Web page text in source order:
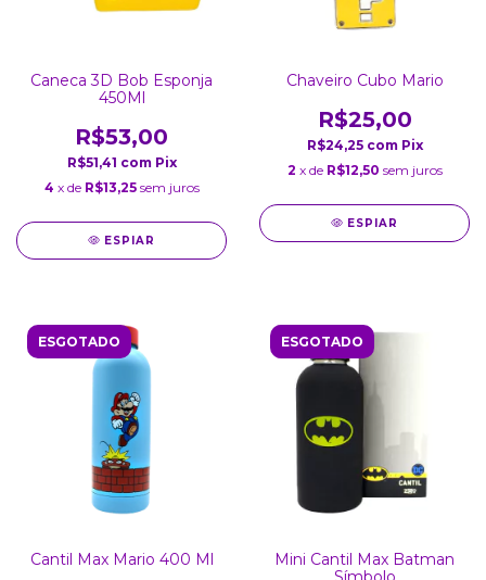
Caneca 3D Bob Esponja
450Ml
R$53,00
R$51,41 com Pix
4 x de R$13,25 sem juros
ESPIAR
Chaveiro Cubo Mario
R$25,00
R$24,25 com Pix
2 x de R$12,50 sem juros
ESPIAR
ESGOTADO
Cantil Max Mario 400 Ml
ESGOTADO
Mini Cantil Max Batman